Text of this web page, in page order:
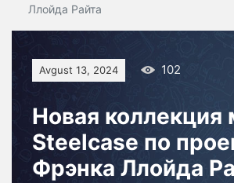
Ллойда Райта
Avgust 13, 2024 102
Новая коллекция
Steelcase по
Фрэнка Ллойда